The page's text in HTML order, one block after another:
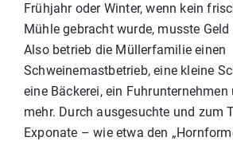
Frühjahr oder Winter, wenn kein
Mühle gebracht wurde, musste
Also betrieb die Müllerfamilie einen
Schweinemastbetrieb, eine kleine
eine Bäckerei, ein
mehr. Durch ausgesuchte und zum
Exponate – wie etwa den